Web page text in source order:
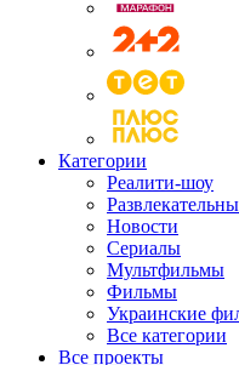
Категории
Реалити-шоу
Новости
Сериалы
Мультфильмы
Фильмы
Украинские
Все категории
Все проекты